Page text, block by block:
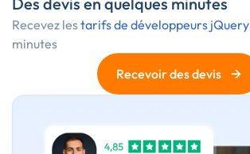
Recevez lestarifs de développeurs jQuery
minutes
Recevoir des devis
→